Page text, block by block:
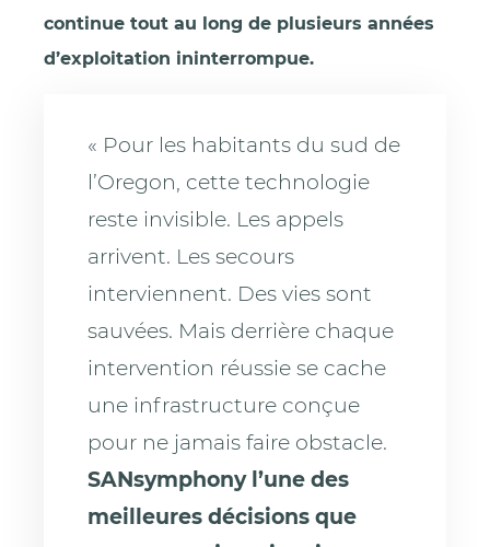
continue tout au long de plusieurs années
d’exploitation ininterrompue.
« Pour les habitants du sud de
l’Oregon, cette technologie
reste invisible. Les appels
arrivent. Les secours
interviennent. Des vies sont
sauvées. Mais derrière chaque
intervention réussie se cache
une infrastructure conçue
pour ne jamais faire obstacle.
SANsymphony l’une des
meilleures décisions que